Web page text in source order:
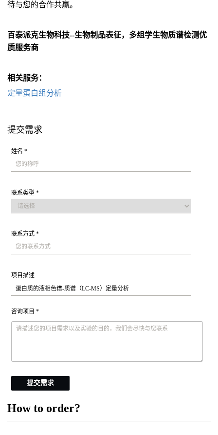
待与您的合作共赢。
百泰派克生物科技--生物制品表征，多组学生物质谱检测优
质服务商
相关服务：
定量蛋白组分析
提交需求
姓名 *
联系类型 *
联系方式 *
项目描述
咨询项目 *
提交需求
How to order?